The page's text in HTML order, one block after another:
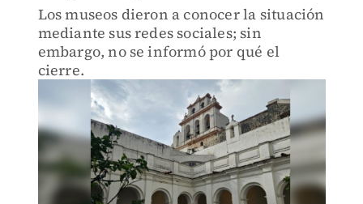
Los museos dieron a conocer la situación
mediante sus redes sociales; sin
embargo, no se informó por qué el
cierre.